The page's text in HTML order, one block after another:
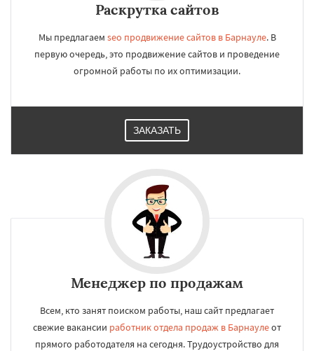
Раскрутка сайтов
Мы предлагаем seo продвижение сайтов в Барнауле. В
первую очередь, это продвижение сайтов и проведение
огромной работы по их оптимизации.
ЗАКАЗАТЬ
Менеджер по продажам
Всем, кто занят поиском работы, наш сайт предлагает
свежие вакансии работник отдела продаж в Барнаулеот
прямого работодателя на сегодня. Трудоустройство для